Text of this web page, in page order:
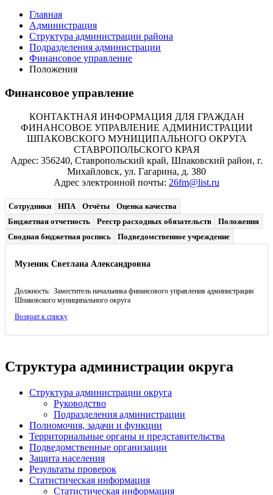
Главная
Администрация
Структура администрации района
Подразделения администрации
Финансовое управление
Положения
Финансовое управление
КОНТАКТНАЯ ИНФОРМАЦИЯ ДЛЯ ГРАЖДАН
ФИНАНСОВОЕ УПРАВЛЕНИЕ АДМИНИСТРАЦИИ
ШПАКОВСКОГО МУНИЦИПАЛЬНОГО ОКРУГА
СТАВРОПОЛЬСКОГО КРАЯ
Адрес: 356240, Ставропольский край, Шпаковский район, г.
Михайловск, ул. Гагарина, д. 380
Адрес электронной почты: 26fm@list.ru
Сотрудники НПА Отчёты
Оценка качества
Бюджетная отчетность
Реестр расходных обязательств
Положения
Сводная бюджетная роспись
Подведомственное учреждение
Музеник Светлана Александровна
Должность: Заместитель начальника финансового управления администрации
Шпаковского муниципального округа
Возврат к списку
Структура администрации округа
Структура администрации округа
Руководство
Подразделения администрации
Полномочия, задачи и функции
Территориальные органы и представительства
Подведомственные организации
Защита населения
Результаты проверок
Статистическая информация
Статистическая информация